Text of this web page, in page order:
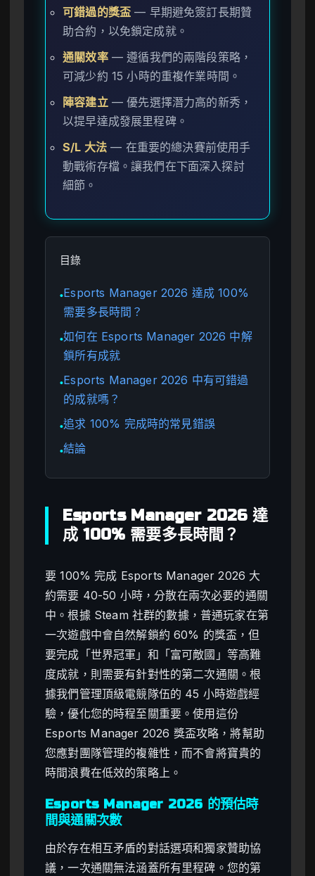
可錯過的獎盃 — 早期避免簽訂長期贊
助合約，以免鎖定成就。
通關效率— 遵循我們的兩階段策略，
可減少約 15 小時的重複作業時間。
陣容建立— 優先選擇潛力高的新秀，
以提早達成發展里程碑。
S/L 大法 — 在重要的總決賽前使用手
動戰術存檔。讓我們在下面深入探討
細節。
目錄
●Esports Manager 2026 達成 100%
需要多長時間？
●如何在 Esports Manager 2026 中解
鎖所有成就
●Esports Manager 2026 中有可錯過
的成就嗎？
●追求 100% 完成時的常見錯誤
●結論
Esports Manager 2026 達
成 100% 需要多長時間？
要 100% 完成 Esports Manager 2026 大
約需要 40-50 小時，分散在兩次必要的通關
中。根據 Steam 社群的數據，普通玩家在第
一次遊戲中會自然解鎖約 60% 的獎盃，但
要完成「世界冠軍」和「富可敵國」等高難
度成就，則需要有針對性的第二次通關。根
據我們管理頂級電競隊伍的 45 小時遊戲經
驗，優化您的時程至關重要。使用這份
Esports Manager 2026 獎盃攻略，將幫助
您應對團隊管理的複雜性，而不會將寶貴的
時間浪費在低效的策略上。
Esports Manager 2026 的預估時
間與通關次數
由於存在相互矛盾的對話選項和獨家贊助協
議，一次通關無法涵蓋所有里程碑。您的第